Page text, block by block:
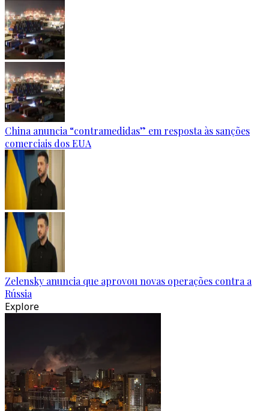
China anuncia “contramedidas” em resposta às sanções
comerciais dos EUA
Zelensky anuncia que aprovou novas operações contra a
Rússia
Explore